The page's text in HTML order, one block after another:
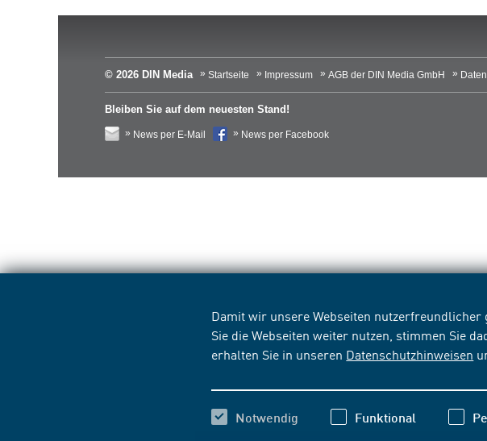
Damit wir unsere Webseiten
Sie die Webseiten weiter nutzen, stimmen Sie
erhalten Sie in unseren Datenschutzhinweisen
Notwendig Funktional
© 2026 DIN Media Startseite Impressum AGB der DIN Media GmbH
Bleiben Sie auf dem neuesten Stand!
News per E-Mail News per Facebook